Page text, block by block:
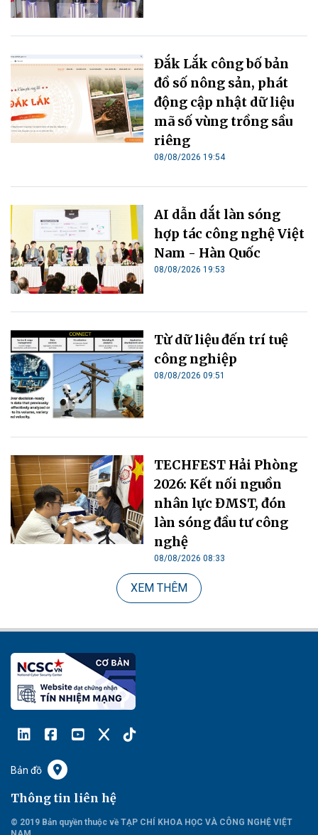
Đắk Lắk công bố bản
đồ số nông sản, phát
động cập nhật dữ liệu
mã số vùng trồng sầu
riêng
08/08/2026 19:54
AI dẫn dắt làn sóng
hợp tác công nghệ Việt
Nam - Hàn Quốc
08/08/2026 19:53
Từ dữ liệu đến trí tuệ
công nghiệp
08/08/2026 09:51
TECHFEST Hải Phòng
2026: Kết nối nguồn
nhân lực ĐMST, đón
làn sóng đầu tư công
nghệ
08/08/2026 08:33
XEM THÊM
Bản đồ
Thông tin liên hệ
© 2019 Bản quyền thuộc về TẠP CHÍ KHOA HỌC VÀ CÔNG NGHỆ VIỆT